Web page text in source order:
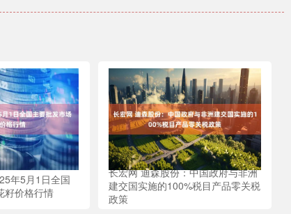
年5月1日全国
籽价格行情
长宏网 迪森股份：中国政府与非洲
建交国实施的100%税目产品零关税
政策